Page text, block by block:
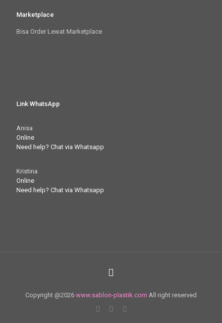
Marketplace
Bisa Order Lewat Marketplace
Online
Need help? Chat via Whatsapp
Online
Need help? Chat via Whatsapp